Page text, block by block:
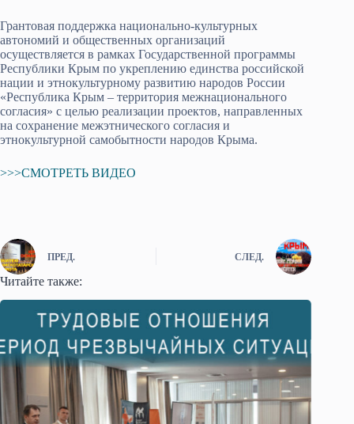
Грантовая поддержка национально-культурных
автономий и общественных организаций
осуществляется в рамках Государственной программы
Республики Крым по укреплению единства российской
нации и этнокультурному развитию народов России
«Республика Крым – территория межнационального
согласия» с целью реализации проектов, направленных
на сохранение межэтнического согласия и
этнокультурной самобытности народов Крыма.
>>>СМОТРЕТЬ ВИДЕО
ПРЕД. СЛЕД.
Читайте также: